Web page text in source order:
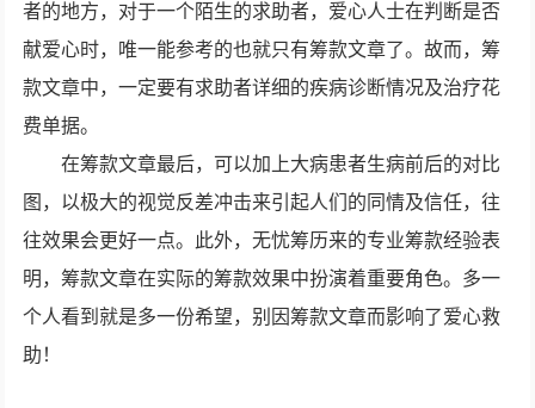
者的地方，对于一个陌生的求助者，爱心人士在判断是否
献爱心时，唯一能参考的也就只有筹款文章了。故而，筹
款文章中，一定要有求助者详细的疾病诊断情况及治疗花
费单据。
在筹款文章最后，可以加上大病患者生病前后的对比
图，以极大的视觉反差冲击来引起人们的同情及信任，往
往效果会更好一点。此外，无忧筹历来的专业筹款经验表
明，筹款文章在实际的筹款效果中扮演着重要角色。多一
个人看到就是多一份希望，别因筹款文章而影响了爱心救
助！